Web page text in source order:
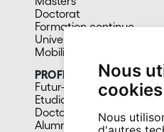
Nous
cookies
Nous
Doctorat
Formation continue
Université du 3e âge
Mobilité
PROFIL
Futur-e étudiant-e
Etudiant-e
Doctorant-e
Alumni